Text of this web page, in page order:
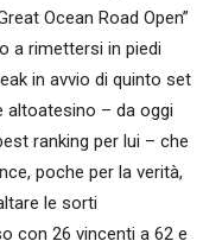
Ocean Road Open”
a rimettersi in piedi
in avvio di quinto set
altoatesino – da oggi
ranking per lui – che
poche per la verità,
le sorti
con 26 vincenti a 62 e